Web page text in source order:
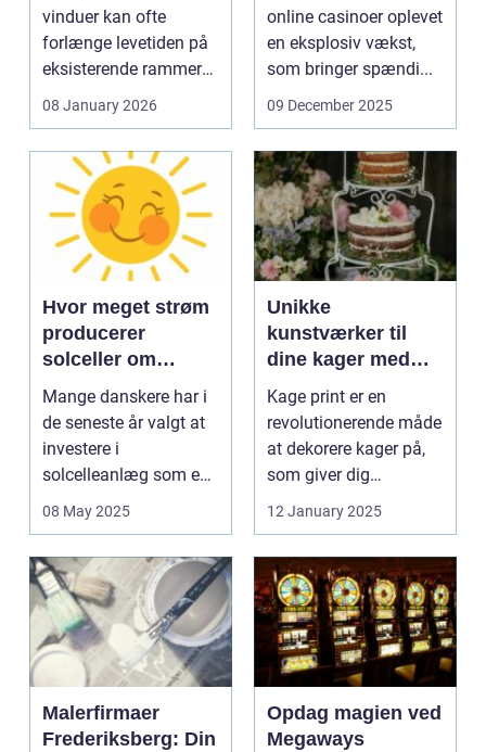
vinduer kan ofte
forlænge levetiden på
eksisterende rammer
og glas med ...
08 January 2026
online casinoer oplevet
en eksplosiv vækst,
som bringer spændi...
09 December 2025
Hvor meget strøm
producerer
solceller om
vinteren?
Mange danskere har i
de seneste år valgt at
investere i
solcelleanlæg som en
bæred...
08 May 2025
Unikke
kunstværker til
dine kager med
kage print
Kage print er en
revolutionerende måde
at dekorere kager på,
som giver dig
mulighed for ...
12 January 2025
Malerfirmaer
Frederiksberg: Din
Opdag magien ved
Megaways